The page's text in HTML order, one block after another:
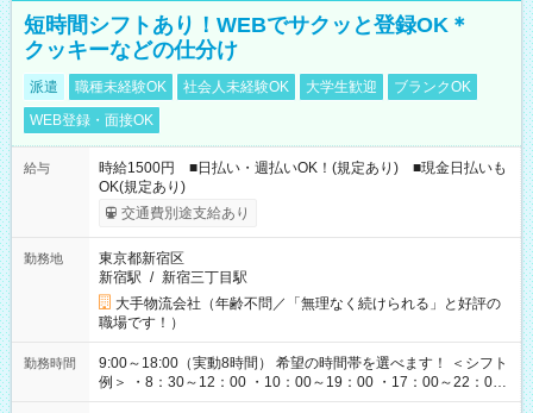
短時間シフトあり！WEBでサクッと登録OK＊
クッキーなどの仕分け
派遣 職種未経験OK 社会人未経験OK 大学生歓迎
ブランクOK
WEB登録・面接OK
給与
時給1500円 ■日払い・週払いOK！(規定あり) ■現金日払いも
OK(規定あり)
交通費別途支給あり
勤務地
東京都新宿区
新宿駅 / 新宿三丁目駅
大手物流会社（年齢不問／「無理なく続けられる」と好評の
職場です！）
勤務時間
9:00～18:00（実動8時間） 希望の時間帯を選べます！ ＜シフト
例＞ ・8：30～12：00 ・10：00～19：00 ・17：00～22：00
・13：00～22：00 ・22：00～翌6：00 など